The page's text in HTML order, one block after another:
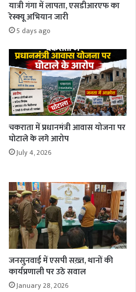
यात्री गंगा में लापता, एसडीआरएफ का
रेस्क्यू अभियान जारी
5 days ago
चकराता में प्रधानमंत्री आवास योजना पर
घोटाले के लगे आरोप
July 4, 2026
जनसुनवाई में एसपी सख़्त, थानों की
कार्यप्रणाली पर उठे सवाल
January 28, 2026